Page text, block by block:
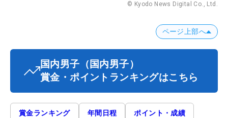
© Kyodo News Digital Co., Ltd.
ページ上部へ
国内男子 （国内男子）
賞金・ポイントランキングはこちら
賞金ランキング 年間日程 ポイント・成績